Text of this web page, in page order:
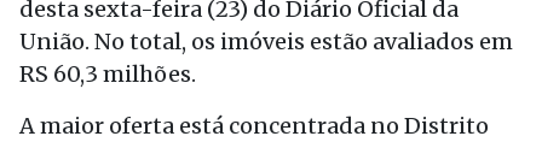
desta sexta-feira (23) do Diário Oficial da
União. No total, os imóveis estão avaliados em
RS 60,3 milhões.
A maior oferta está concentrada no Distrito